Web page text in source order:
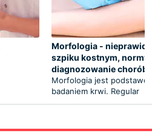
Morfologia -
szpiku kostnym, normy,
diagnozowanie chorób
Morfologia jest
badaniem krwi. Regular